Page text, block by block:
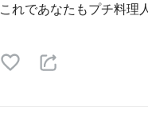
これであなたもプチ料理